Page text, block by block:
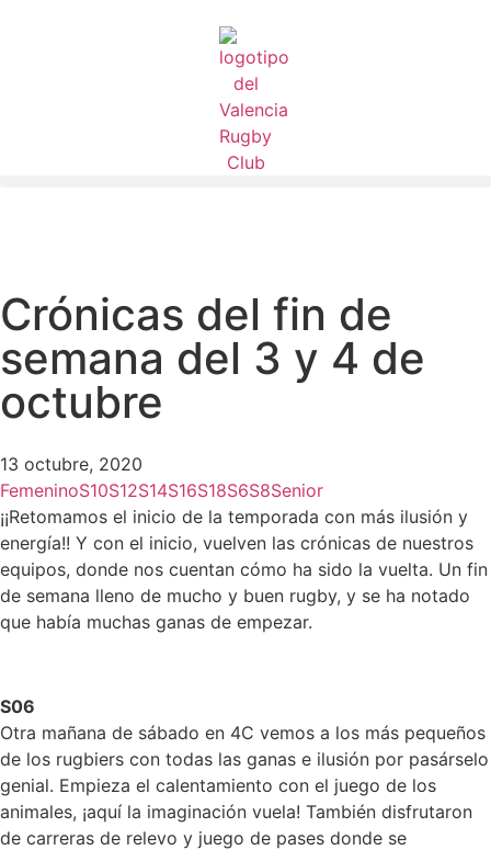
Crónicas del fin de
semana del 3 y 4 de
octubre
13 octubre, 2020
FemeninoS10S12S14S16S18S6S8Senior
¡¡Retomamos el inicio de la temporada con más ilusión y
energía!! Y con el inicio, vuelven las crónicas de nuestros
equipos, donde nos cuentan cómo ha sido la vuelta. Un fin
de semana lleno de mucho y buen rugby, y se ha notado
que había muchas ganas de empezar.
S06
Otra mañana de sábado en 4C vemos a los más pequeños
de los rugbiers con todas las ganas e ilusión por pasárselo
genial. Empieza el calentamiento con el juego de los
animales, ¡aquí la imaginación vuela! También disfrutaron
de carreras de relevo y juego de pases donde se